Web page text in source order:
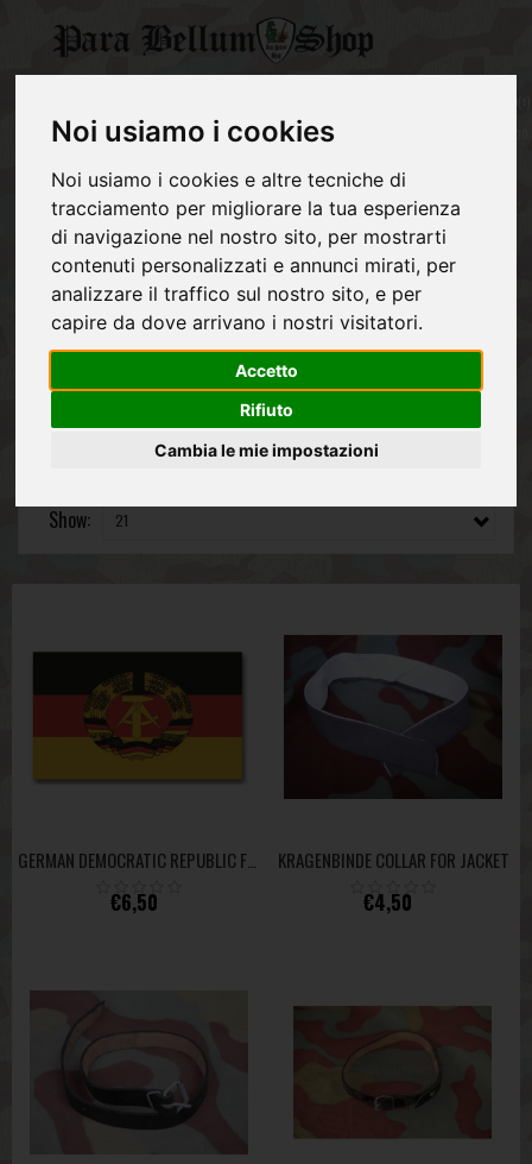
Noi usiamo i cookies
Noi usiamo i cookies e altre tecniche di
tracciamento per migliorare la tua esperienza
di navigazione nel nostro sito, per mostrarti
contenuti personalizzati e annunci mirati, per
analizzare il traffico sul nostro sito, e per
capire da dove arrivano i nostri visitatori.
Accetto
Rifiuto
Cambia le mie impostazioni
CATEGORY
ARMY
REGIO
ESERCITO
ITALIANO
ALLIES
1945
EQUIPMENT
NVA
NVA
NVA
Show:
€6,50
KRAGENBINDE COLLAR FOR JACKET
€4,50